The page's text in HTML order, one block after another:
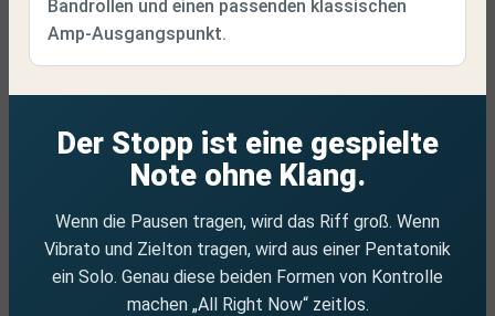
Bandrollen und einen passenden klassischen
Amp-Ausgangspunkt.
Der Stopp ist eine gespielte
Note ohne Klang.
Wenn die Pausen tragen, wird das Riff groß. Wenn
Vibrato und Zielton tragen, wird aus einer Pentatonik
ein Solo. Genau diese beiden Formen von Kontrolle
machen „All Right Now“ zeitlos.